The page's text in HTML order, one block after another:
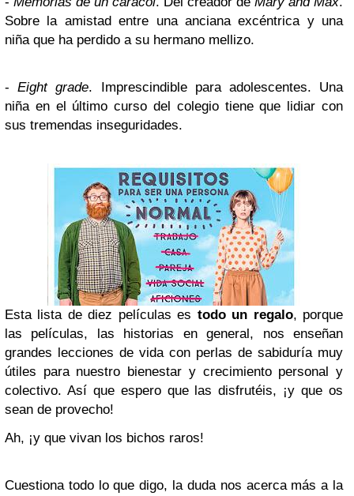
Sobre la amistad entre una anciana excéntrica y una
niña que ha perdido a su hermano mellizo.
-Eight grade. Imprescindible para adolescentes. Una
niña en el último curso del colegio tiene que lidiar con
sus tremendas inseguridades.
Esta lista de diez películas es todo un regalo, porque
las películas, las historias en general, nos enseñan
grandes lecciones de vida con perlas de sabiduría muy
útiles para nuestro bienestar y crecimiento personal y
colectivo. Así que espero que las disfrutéis, ¡y que os
sean de provecho!
Ah, ¡y que vivan los bichos raros!
Cuestiona todo lo que digo, la duda nos acerca más a la